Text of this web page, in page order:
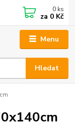
Menu
Hledat
0 ks
za 0 Kč